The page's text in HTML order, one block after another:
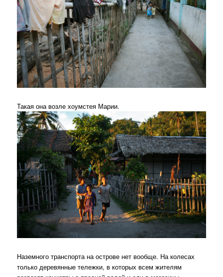
Такая она возле хоумстея Марии.
Наземного транспорта на острове нет вообще. На колесах
только деревянные тележки, в которых всем жителям